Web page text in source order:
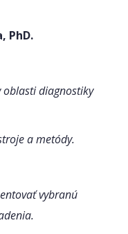
PhD.
oblasti diagnostiky
a metódy.
vybranú